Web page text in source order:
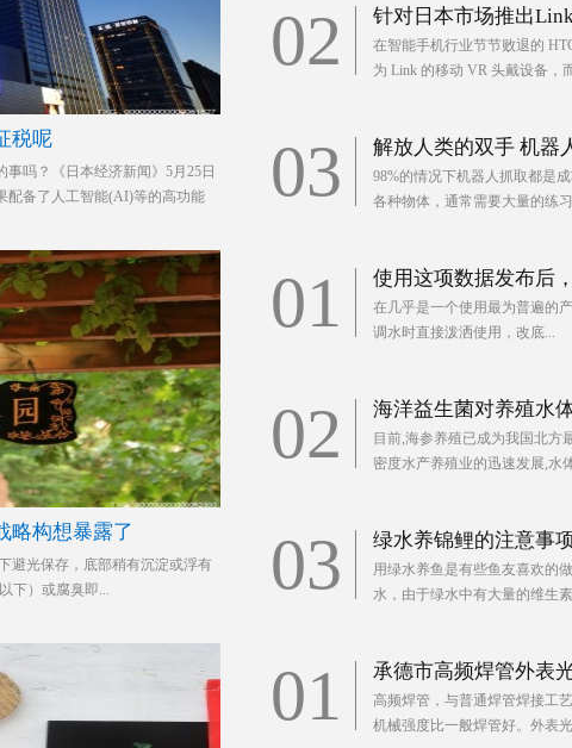
税呢
吗？《日本经济新闻》5月25日
配备了人工智能(AI)等的高功能
02 针对日本市场推出
在智能手机行业节节败退的
为 Link 的移动 VR 头戴设备，
03 解放人类的双手 机器
98%的情况下机器人抓取都是
各种物体，通常需要大量的练
略构想暴露了
避光保存，底部稍有沉淀或浮有
下）或腐臭即...
01
使用这项数据发布后
当
在几乎是一个使用最为普遍的
调水时直接泼洒使用，改底...
02 海洋益生菌对养殖水
目前,海参养殖已成为我国北方
密度水产养殖业的迅速发展,水
03 绿水养锦鲤的注意事
用绿水养鱼是有些鱼友喜欢的
水，由于绿水中有大量的维生
01 承德市高频焊管外表
高频焊管，与普通焊管焊接工
机械强度比一般焊管好。外表